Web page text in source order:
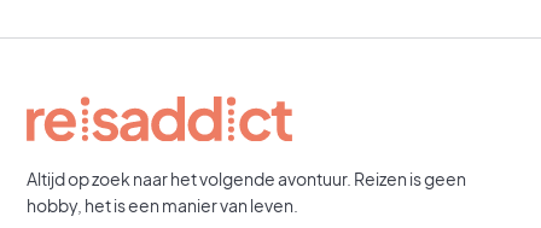
Altijd op zoek naar het volgende avontuur. Reizen is geen
hobby, het is een manier van leven.